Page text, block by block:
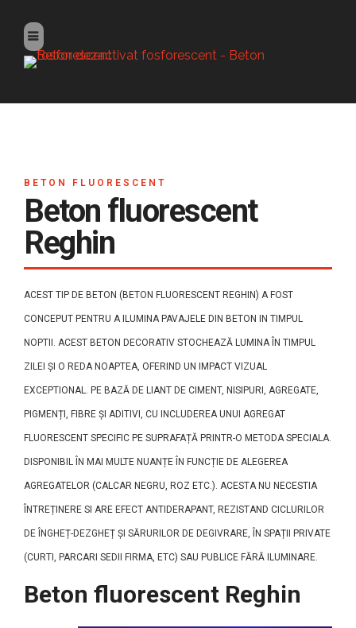
BETON FLUORESCENT
Beton fluorescent
Reghin
ACEST TIP DE BETON (BETON FLUORESCENT REGHIN) A FOST
CONCEPUT PENTRU A ILUMINA PAVAJELE DIN BETON IN TIMPUL
NOPTII. ACEST BETON DECORATIV STOCHEAZĂ LUMINA ÎN TIMPUL
ZILEI ȘI O REDA NOAPTEA, OFERIND UN IMPACT VIZUAL
EXCEPTIONAL. PE BAZĂ DE LIANT DE CIMENT, NISIPURI, AGREGATE,
PIGMENȚI, FIBRE ȘI ADITIVI, CU INCLUDEREA UNUI AGREGAT
FLUORESCENT SPECIFIC PE SUPRAFAȚĂ PRINTR-O METODA SPECIALA.
DISPONIBIL ÎN MAI MULTE NUANȚE ÎN FUNCȚIE DE ALEGEREA
AGREGATELOR (CALCAR NEGRU, ROZ ETC.). ACESTA NU NECESTIA
ÎNTREȚINERE SI ARE EFECT ANTIDERAPANT, REZISTAND CICLURILOR
DE ÎNGHEȚ-DEZGHEȚ ȘI SĂRURILOR DE DEGIVRARE, ÎN SPAȚII PRIVATE
(CURTI, PARCARI SEDII FIRMA, ETC) SAU PUBLICE FĂRĂ ILUMINARE.
Beton fluorescent Reghin